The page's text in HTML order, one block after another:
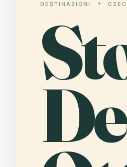
DESTINAZIONI